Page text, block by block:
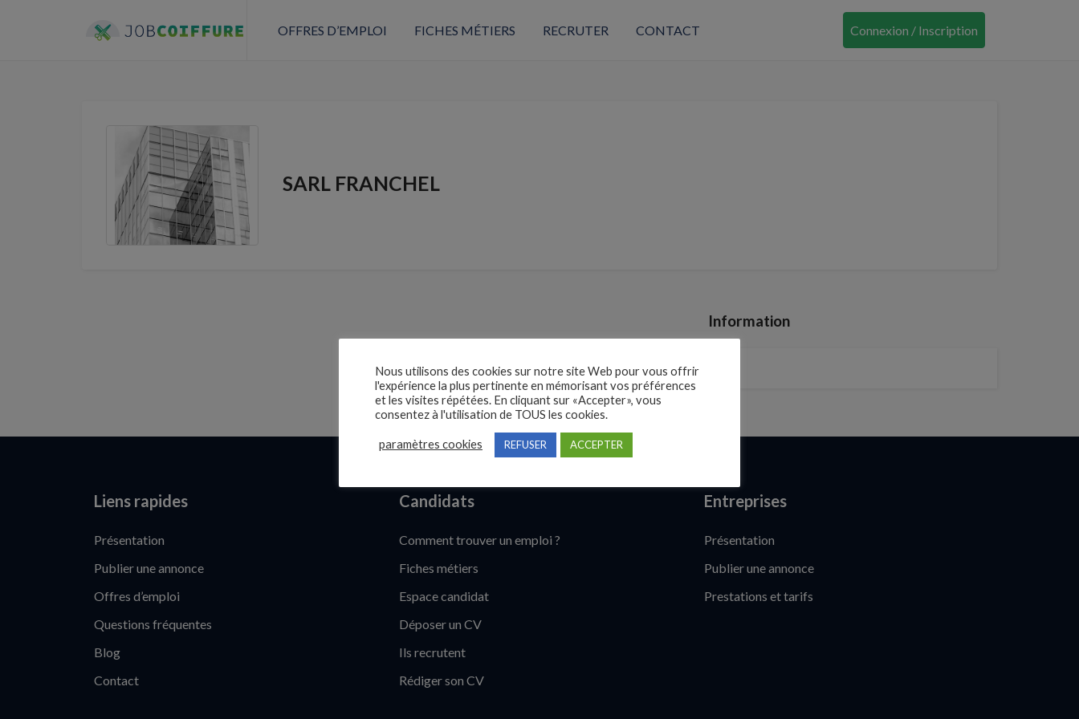
OFFRES D’EMPLOI FICHES MÉTIERS RECRUTER CONTACT Connexion / Inscription
SARL FRANCHEL
Information
Liens rapides
Présentation
Publier une annonce
Offres d’emploi
Questions fréquentes
Blog
Contact
Candidats
Comment trouver un emploi ?
Fiches métiers
Espace candidat
Déposer un CV
Ils recrutent
Rédiger son CV
Entreprises
Présentation
Publier une annonce
Prestations et tarifs
Nous utilisons des cookies sur notre site Web pour vous offrir
l'expérience la plus pertinente en mémorisant vos préférences
et les visites répétées. En cliquant sur «Accepter», vous
consentez à l'utilisation de TOUS les cookies.
paramètres cookies REFUSER ACCEPTER